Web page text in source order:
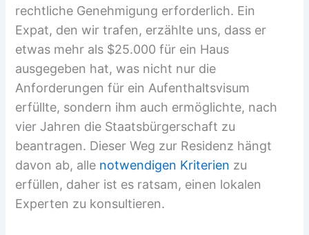
rechtliche Genehmigung erforderlich. Ein
Expat, den wir trafen, erzählte uns, dass er
etwas mehr als $25.000 für ein Haus
ausgegeben hat, was nicht nur die
Anforderungen für ein Aufenthaltsvisum
erfüllte, sondern ihm auch ermöglichte, nach
vier Jahren die Staatsbürgerschaft zu
beantragen. Dieser Weg zur Residenz hängt
davon ab, alle notwendigen Kriterien zu
erfüllen, daher ist es ratsam, einen lokalen
Experten zu konsultieren.